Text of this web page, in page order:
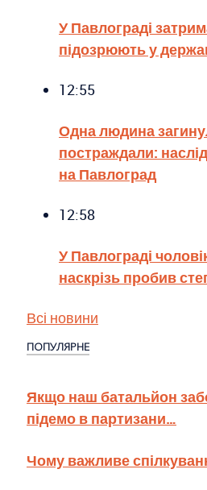
У Павлограді
підозрюють у
12:55
Одна людина
постраждали:
на Павлоград
12:58
У Павлограді
наскрізь пробив
Всі новини
ПОПУЛЯРНЕ
Якщо наш батальйон
підемо в партизани…
Чому важливе